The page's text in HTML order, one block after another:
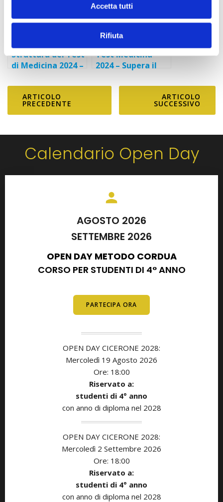
Accetta tutti
Rifiuta
Struttura del Test
di Medicina 2024 –
argomenti
dell’esame?
Test Medicina
2024 – Supera il
il Corso Halley
ARTICOLO
PRECEDENTE
ARTICOLO
SUCCESSIVO
Calendario Open Day
AGOSTO 2026
SETTEMBRE 2026
OPEN DAY METODO CORDUA
CORSO PER STUDENTI DI 4° ANNO
PARTECIPA ORA
OPEN DAY CICERONE 2028:
Mercoledì 19 Agosto 2026
Ore: 18:00
Riservato a:
studenti di 4° anno
con anno di diploma nel 2028
OPEN DAY CICERONE 2028:
Mercoledì 2 Settembre 2026
Ore: 18:00
Riservato a:
studenti di 4° anno
con anno di diploma nel 2028